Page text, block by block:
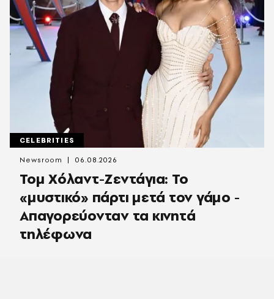
CELEBRITIES
Τομ Χόλαντ-Ζεντάγια: Το
«μυστικό» πάρτι μετά τον γάμο -
Απαγορεύονταν τα κινητά
τηλέφωνα
Newsroom 06.08.2026